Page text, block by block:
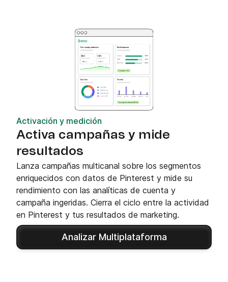
Activación y medición
Activa campañas y mide
resultados
Lanza campañas multicanal sobre los segmentos
enriquecidos con datos de Pinterest y mide su
rendimiento con las analíticas de cuenta y
campaña ingeridas. Cierra el ciclo entre la actividad
en Pinterest y tus resultados de marketing.
Analizar Multiplataforma